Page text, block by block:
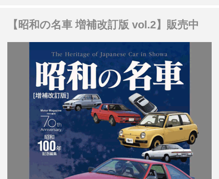
【昭和の名車 増補改訂版 vol.2】販売中